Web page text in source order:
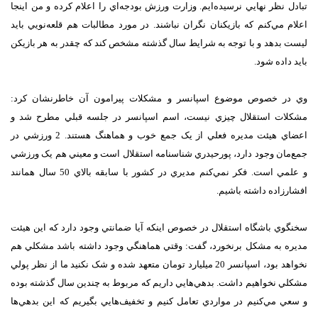
تبادل نظر نهايي نرسيده‌ايم. وزارت ورزش بودجه‌اي را اعلام کرده و من اينجا
اعلام مي‌کنم که بازيکنان نگران نباشند. در مورد مطالبات هم قلعه‌نويي بايد
ليست بدهد و با توجه به شرايط سال گذشته مشخص کند که چقدر به هر بازيکن
بايد داده شود.
وي در خصوص موضوع اسپانسر و مشکلات پيرامون آن خاطرنشان کرد:
مشکلات استقلال چيزي نيست، اسم اسپانسر در جلسه قبلي مطرح شد و
اعضاي هيئت مديره فعلي از يک جمع خوب و هماهنگ هستند. 2 ورزشي در
جمع‌مان وجود دارد، پورحيدري شناسنامه استقلال است و معيني هم يک ورزشي
و علمي است. فکر نمي‌کنم مديري در کشور با سابقه بالاي 50 سال همانند
افشارزاده داشته باشيم.
سخنگوي باشگاه استقلال در خصوص اينکه آيا ضمانتي وجود دارد که اين هيئت
مديره به مشکل برنخورد، گفت: وقتي هماهنگي وجود داشته باشد مشکلي هم
نخواهد بود، اسپانسر 20 ميليارد تومان متعهد شده و شک نکنيد ما از نظر پولي
مشکلي نخواهيم داشت. بدهي‌هايي داريم که مربوط به چندين سال گذشته بوده
و سعي مي‌کنيم در مواردي تعامل کنيم و تخفيف‌هايي بگيريم که اين بدهي‌ها